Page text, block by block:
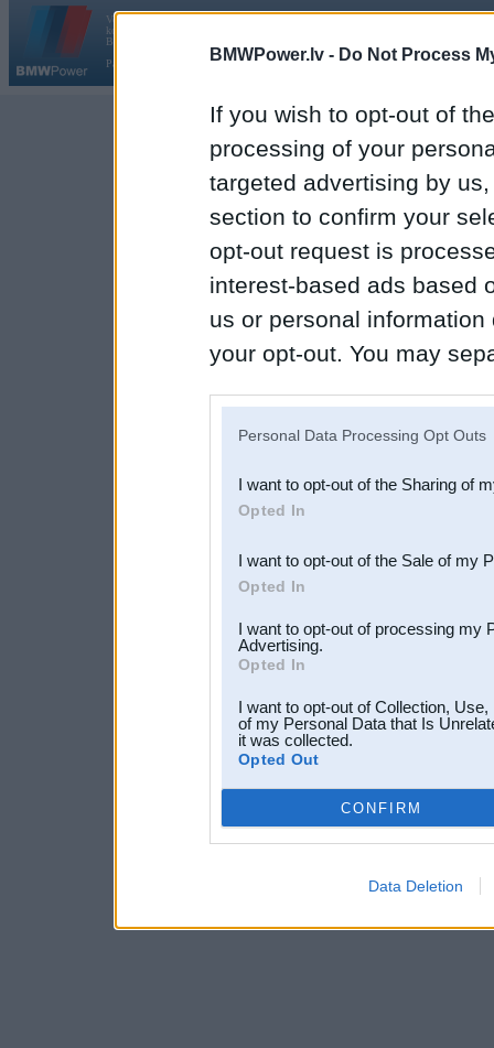
BMWPower.lv - Do Not Process
If you wish to opt-out of
processing of your
targeted advertising by
section to confirm your
opt-out request is
interest-based ads based
us or personal
your opt-out. You may
Downstream Participants
third parties.
Personal Data Processing Opt Outs
I want to opt-out of the Sharing of
Opted In
I want to opt-out of the Sale of my
Opted In
I want to opt-out of processing my
Advertising.
Opted In
I want to opt-out of Collection,
of my Personal Data that Is
it was collected.
Opted Out
CONFIRM
Data Deletion
Vortāls BMWPower.lv darbojas
kopš 2002. gada 14. maija. Tas nav auto klubs un nav saistīts ar
BMW AG.
Par BMWPower
Kontakti|Reklāma